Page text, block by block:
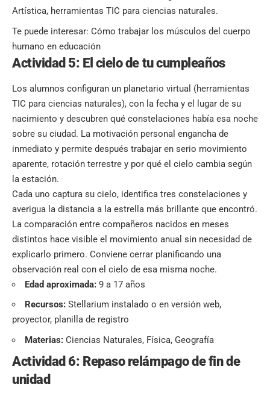
Artística, herramientas TIC para ciencias naturales.
Te puede interesar: Cómo trabajar los músculos del cuerpo
humano en educación
Actividad 5: El cielo de tu cumpleaños
Los alumnos configuran un planetario virtual (herramientas
TIC para ciencias naturales), con la fecha y el lugar de su
nacimiento y descubren qué constelaciones había esa noche
sobre su ciudad. La motivación personal engancha de
inmediato y permite después trabajar en serio movimiento
aparente, rotación terrestre y por qué el cielo cambia según
la estación.
Cada uno captura su cielo, identifica tres constelaciones y
averigua la distancia a la estrella más brillante que encontró.
La comparación entre compañeros nacidos en meses
distintos hace visible el movimiento anual sin necesidad de
explicarlo primero. Conviene cerrar planificando una
observación real con el cielo de esa misma noche.
Edad aproximada: 9 a 17 años
Recursos: Stellarium instalado o en versión web,
proyector, planilla de registro
Materias: Ciencias Naturales, Física, Geografía
Actividad 6: Repaso relámpago de fin de
unidad